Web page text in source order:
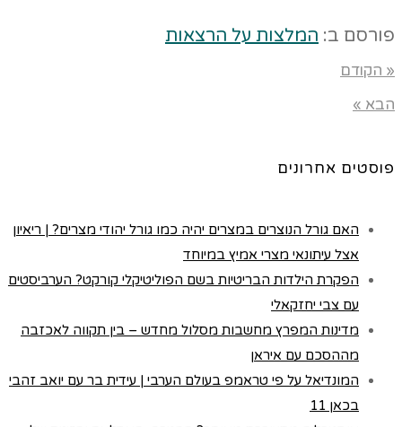
פורסם ב: המלצות על הרצאות
« הקודם
הבא »
פוסטים אחרונים
האם גורל הנוצרים במצרים יהיה כמו גורל יהודי מצרים? | ריאיון
אצל עיתונאי מצרי אמיץ במיוחד
הפקרת הילדות הבריטיות בשם הפוליטיקלי קורקט? הערביסטים
עם צבי יחזקאלי
מדינות המפרץ מחשבות מסלול מחדש – בין תקווה לאכזבה
מההסכם עם איראן
המונדיאל על פי טראמפ בעולם הערבי | עידית בר עם יואב זהבי
בכאן 11